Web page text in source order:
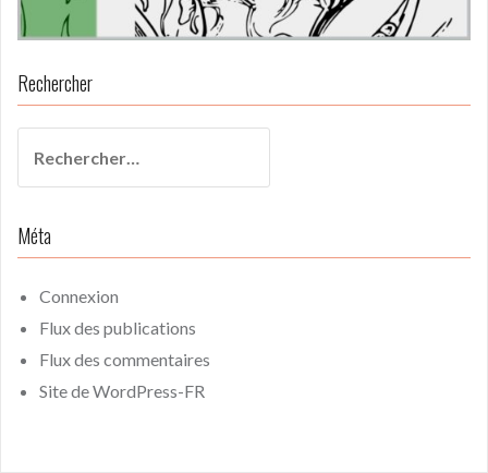
Rechercher
Méta
Connexion
Flux des publications
Flux des commentaires
Site de WordPress-FR